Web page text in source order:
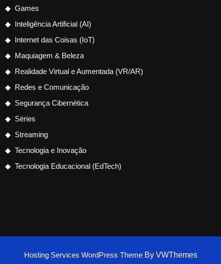
Games
Inteligência Artificial (AI)
Internet das Coisas (IoT)
Maquiagem & Beleza
Realidade Virtual e Aumentada (VR/AR)
Redes e Comunicação
Segurança Cibernética
Séries
Streaming
Tecnologia e Inovação
Tecnologia Educacional (EdTech)
Hosting Services WordPress Theme By VWThemes